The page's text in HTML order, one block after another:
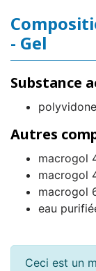
- Gel
Substance
Autres
macrogol
macrogol
macrogol
eau
Ceci est un